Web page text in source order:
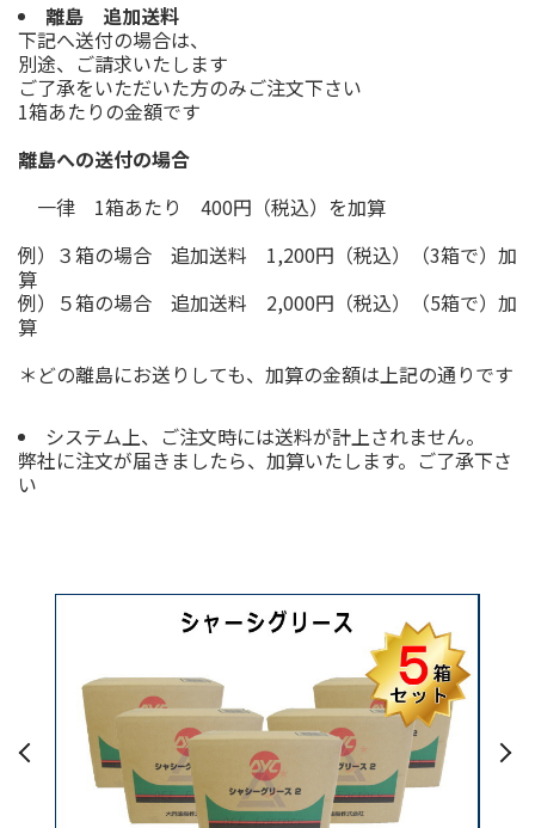
離島 追加送料
下記へ送付の場合は、
別途、ご請求いたします
ご了承をいただいた方のみご注文下さい
1箱あたりの金額です
離島への送付の場合
一律 1箱あたり 400円（税込）を加算
例）３箱の場合 追加送料 1,200円（税込）（3箱で）加
算
例）５箱の場合 追加送料 2,000円（税込）（5箱で）加
算
＊どの離島にお送りしても、加算の金額は上記の通りです
システム上、ご注文時には送料が計上されません。
弊社に注文が届きましたら、加算いたします。ご了承下さ
い